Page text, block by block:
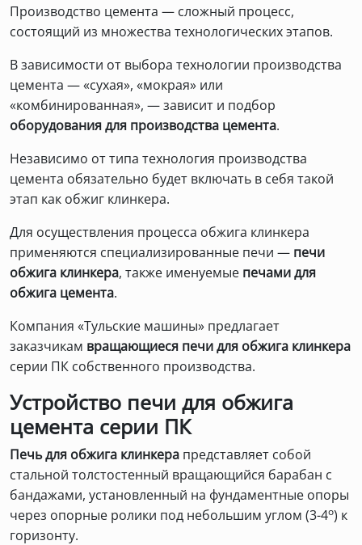
Производство цемента — сложный процесс,
состоящий из множества технологических этапов.
В зависимости от выбора технологии производства
цемента — «сухая», «мокрая» или
«комбинированная», — зависит и подбор
оборудования для производства цемента.
Независимо от типа технология производства
цемента обязательно будет включать в себя такой
этап как обжиг клинкера.
Для осуществления процесса обжига клинкера
применяются специализированные печи — печи
обжига клинкера, также именуемые печами для
обжига цемента.
Компания «Тульские машины» предлагает
заказчикам вращающиеся печи для обжига клинкера
серии ПК собственного производства.
Устройство печи для обжига
цемента серии ПК
Печь для обжига клинкера представляет собой
стальной толстостенный вращающийся барабан с
бандажами, установленный на фундаментные опоры
через опорные ролики под небольшим углом (3-4о) к
горизонту.